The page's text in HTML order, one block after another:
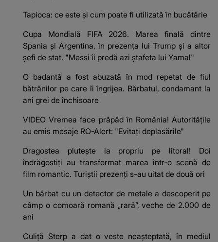
Tapioca: ce este și cum poate fi utilizată în bucătărie
Cupa Mondială FIFA 2026. Marea finală dintre
Spania și Argentina, în prezența lui Trump și a altor
șefi de stat. "Messi îi predă azi ștafeta lui Yamal"
O badantă a fost abuzată în mod repetat de fiul
bătrânilor pe care îi îngrijea. Bărbatul, condamant la
ani grei de închisoare
VIDEO Vremea face prăpăd în România! Autoritățile
au emis mesaje RO-Alert: "Evitați deplasările"
Dragostea plutește la propriu pe litoral! Doi
îndrăgostiți au transformat marea într-o scenă de
film romantic. Turiștii prezenți s-au uitat de două ori
Un bărbat cu un detector de metale a descoperit pe
câmp o comoară romană „rară”, veche de 2.000 de
ani
Culiță Sterp a dat o veste neașteptată, în mediul